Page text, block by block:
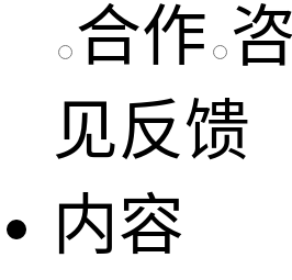
合作
见反馈
内容